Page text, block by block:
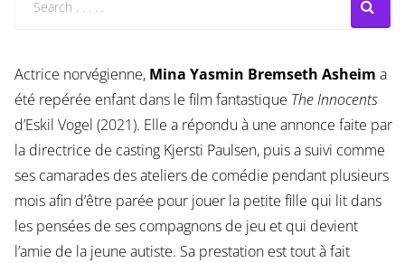
Actrice norvégienne, Mina Yasmin Bremseth Asheim a
été repérée enfant dans le film fantastique The Innocents
d’Eskil Vogel (2021). Elle a répondu à une annonce faite par
la directrice de casting Kjersti Paulsen, puis a suivi comme
ses camarades des ateliers de comédie pendant plusieurs
mois afin d’être parée pour jouer la petite fille qui lit dans
les pensées de ses compagnons de jeu et qui devient
l’amie de la jeune autiste. Sa prestation est tout à fait